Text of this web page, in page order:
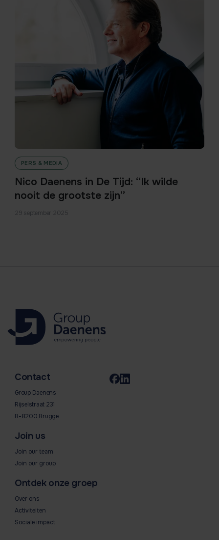
PERS & MEDIA
Nico Daenens in De Tijd: “Ik wilde
nooit de grootste zijn”
29 september 2025
Contact
Group Daenens
Rijselstraat 231
B-8200 Brugge
Join us
Join our team
Join our group
Ontdek onze groep
Over ons
Activiteiten
Sociale impact